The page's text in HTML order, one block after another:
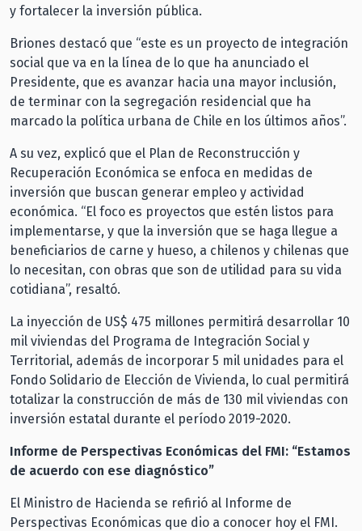
y fortalecer la inversión pública.
Briones destacó que “este es un proyecto de integración
social que va en la línea de lo que ha anunciado el
Presidente, que es avanzar hacia una mayor inclusión,
de terminar con la segregación residencial que ha
marcado la política urbana de Chile en los últimos años”.
A su vez, explicó que el Plan de Reconstrucción y
Recuperación Económica se enfoca en medidas de
inversión que buscan generar empleo y actividad
económica. “El foco es proyectos que estén listos para
implementarse, y que la inversión que se haga llegue a
beneficiarios de carne y hueso, a chilenos y chilenas que
lo necesitan, con obras que son de utilidad para su vida
cotidiana”, resaltó.
La inyección de US$ 475 millones permitirá desarrollar 10
mil viviendas del Programa de Integración Social y
Territorial, además de incorporar 5 mil unidades para el
Fondo Solidario de Elección de Vivienda, lo cual permitirá
totalizar la construcción de más de 130 mil viviendas con
inversión estatal durante el período 2019-2020.
Informe de Perspectivas Económicas del FMI: “Estamos
de acuerdo con ese diagnóstico”
El Ministro de Hacienda se refirió al Informe de
Perspectivas Económicas que dio a conocer hoy el FMI.